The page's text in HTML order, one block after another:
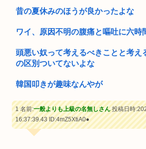
昔の夏休みのほうが良かったよな
ワイ、原因不明の腹痛と嘔吐に六時
頭悪い奴って考えるべきことと考え
の区別ついてないよな
韓国叩きが趣味なんやが
1 名前:一般よりも上級の名無しさん投稿日時
16:37:39.43ID:4mZ5XtiA0●